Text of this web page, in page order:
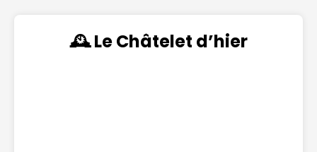
🕰️ Le Châtelet d’hier